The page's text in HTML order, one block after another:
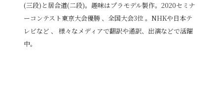
(三段)と居合道(二段)。趣味はプラモデル製作。2020セミナ
ーコンテスト東京大会優勝 、全国大会3位 。NHKや日本テ
レビなど 、 様々なメディアで翻訳や通訳、出演などで活躍
中。